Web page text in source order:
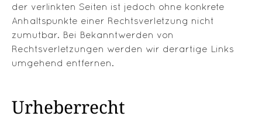
der verlinkten Seiten ist jedoch ohne konkrete
Anhaltspunkte einer Rechtsverletzung nicht
zumutbar. Bei Bekanntwerden von
Rechtsverletzungen werden wir derartige Links
umgehend entfernen.
Urheberrecht